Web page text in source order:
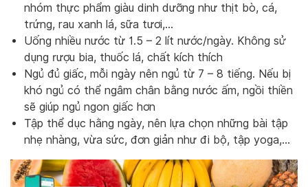
nhóm thực phẩm giàu dinh dưỡng như thịt bò, cá,
trứng, rau xanh lá, sữa tươi,…
Uống nhiều nước từ 1.5 – 2 lít nước/ngày. Không sử
dụng rượu bia, thuốc lá, chất kích thích
Ngủ đủ giấc, mỗi ngày nên ngủ từ 7 – 8 tiếng. Nếu bị
khó ngủ có thể ngâm chân bằng nước ấm, ngồi thiền
sẽ giúp ngủ ngon giấc hơn
Tập thể dục hằng ngày, nên lựa chọn những bài tập
nhẹ nhàng, vừa sức, đơn giản như đi bộ, tập yoga,…